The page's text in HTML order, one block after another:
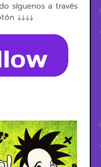
síguenos a través
↓↓↓↓